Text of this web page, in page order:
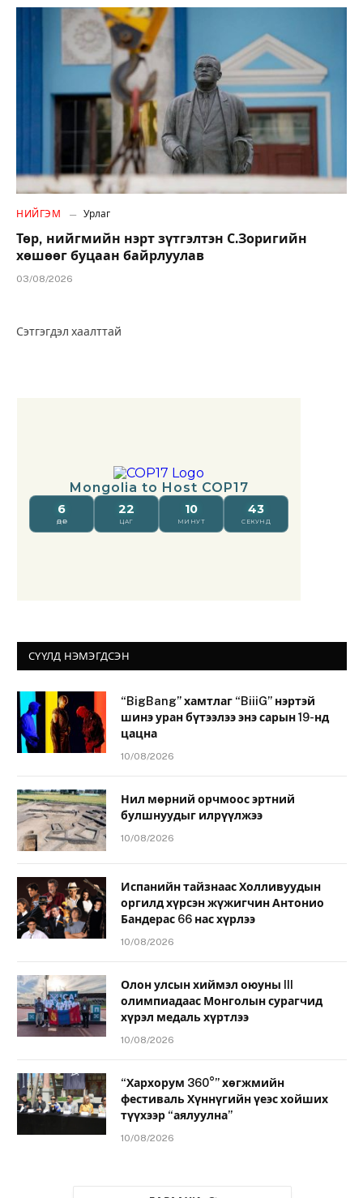
НИЙГЭМ Урлаг
Төр, нийгмийн нэрт зүтгэлтэн С.Зоригийн
хөшөөг буцаан байрлуулав
03/08/2026
Сэтгэгдэл хаалттай
СҮҮЛД НЭМЭГДСЭН
“BigBang” хамтлаг “BiiiG” нэртэй
шинэ уран бүтээлээ энэ сарын 19-нд
цацна
10/08/2026
Нил мөрний орчмоос эртний
булшнуудыг илрүүлжээ
10/08/2026
Испанийн тайзнаас Холливуудын
оргилд хүрсэн жүжигчин Антонио
Бандерас 66 нас хүрлээ
10/08/2026
Олон улсын хиймэл оюуны III
олимпиадаас Монголын сурагчид
хүрэл медаль хүртлээ
10/08/2026
“Хархорум 360°” хөгжмийн
фестиваль Хүннүгийн үеэс хойших
түүхээр “аялуулна”
10/08/2026